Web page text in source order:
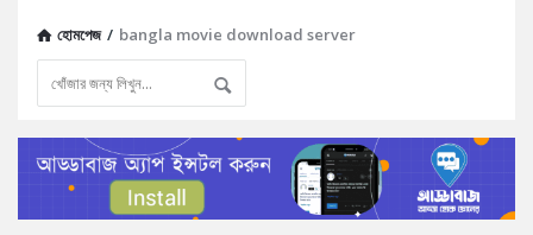
হোমপেজ / bangla movie download server